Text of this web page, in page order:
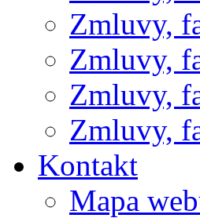
Zmluvy,
Zmluvy,
Zmluvy,
Zmluvy,
Kontakt
Mapa